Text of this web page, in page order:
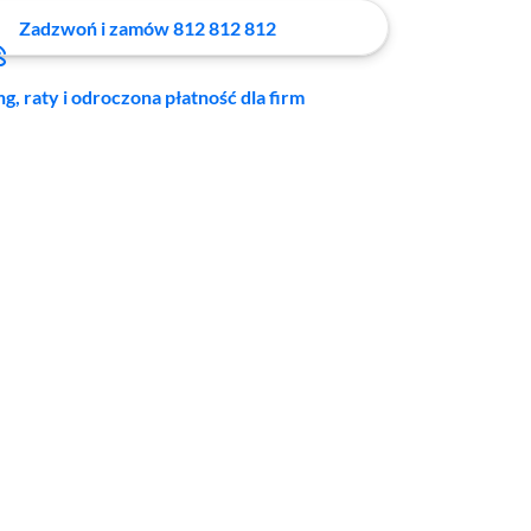
Zadzwoń i zamów 812 812 812
raty i odroczona płatność dla firm